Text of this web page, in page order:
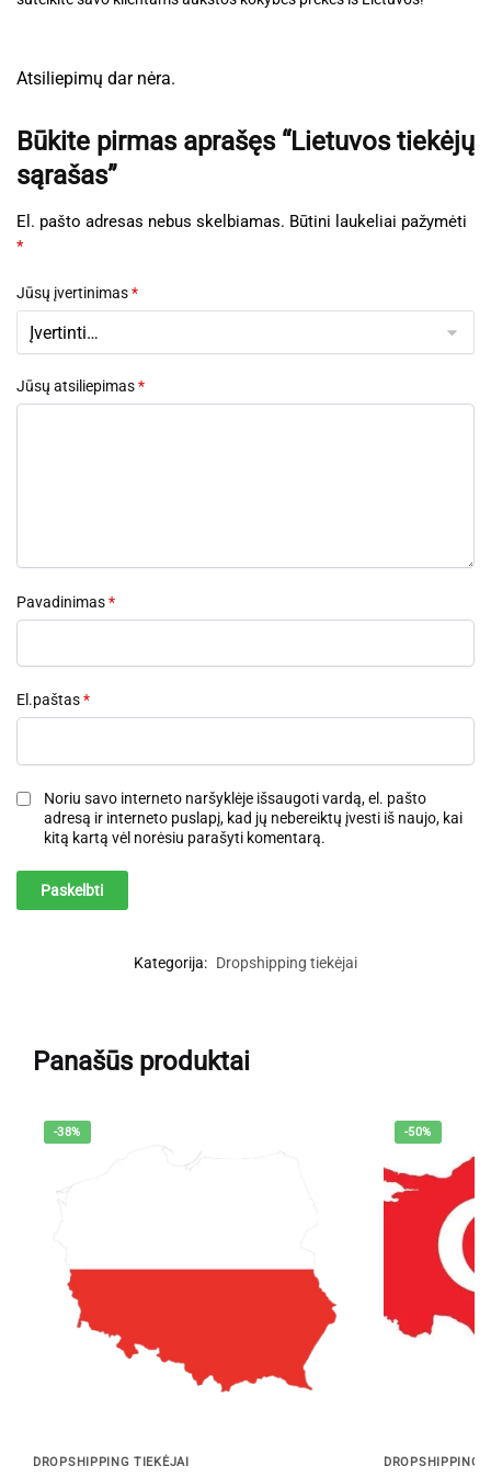
Atsiliepimų dar nėra.
Būkite pirmas aprašęs “Lietuvos tiekėjų
sąrašas”
El. pašto adresas nebus skelbiamas. Būtini laukeliai pažymėti
*
Jūsų įvertinimas*
Jūsų atsiliepimas*
Pavadinimas*
El.paštas*
Noriu savo interneto naršyklėje išsaugoti vardą, el. pašto
adresą ir interneto puslapį, kad jų nebereiktų įvesti iš naujo, kai
kitą kartą vėl norėsiu parašyti komentarą.
Kategorija: Dropshipping tiekėjai
Panašūs produktai
-38%
DROPSHIPPING TIEKĖJAI
-50%
DROPSHIPPING